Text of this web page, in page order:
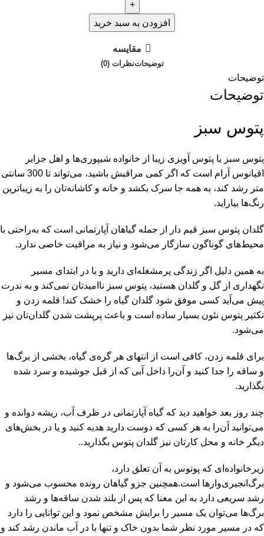
افزودن به سبد خرید
مقایسه
توضیحاتنظرات (0)
توضیحات
توضیحات
پتوس سبز
پتوس سبز یا پتوس آویزی زیبا از خانواده شیپوری‌ها و اهل جزایر
اقیانوس آرام است که اگر کمی مراقبش باشید، می‌تواند تا 300 سانتی
متر رشد کند، به همه جا سرک بکشد و خانه و کاشانه‌تان را به زیباترین
رنگ‌ها بیاراید.
گلدان پتوس سبز قیم دار از جمله گیاهان آپارتمانی است که به‌راحتی با
محیط‌های گوناگون سازگار می‌شود و نیاز به مراقبت خاصی ندارد.
به همین دلیل اگر زندگی پرمشغله‌ای دارید و یا در ابتدای مسیر
نگهداری از گل و گلدان هستید، پتوس سبز ناامیدتان نمی‌کند و به ندرت
پیش می‌آید کسی موفق شود گلدان گیاه را خشک کند! قلمه زدن و
تکثیر پتوس نئون بسیار ساده است و باعث پرپشت شدن گلدان‌تان نیز
می‌شود.
برای قلمه زدن، کافی است از انتهای هر گره‌ی گیاه، بخشی از برگ‌ها
و ساقه را جدا کنید و آن‌را داخل آبی که از قبل جوشیده و سرد شده
بگذارید.
چند روز بعد خواهید دید که گیاه آپارتمانی در ظرف آب، ریشه دوانده و
می‌توانید آن‌را به هر کسی که دوست دارید هدیه کنید و یا در بخش‌های
دیگر خانه و محل کارتان نیز گلدان پتوس بگذارید..
زیرخانواده‌ای که پوتوس به آن تعلق دارد،
برگ‌انجیری‌وارها است.همچنین جزو گیاهان رونده محسوب می‌شود و
رشد سریعی دارد به این معنا که پس از بلند شدن ساقه‌ها و رشد
برگ‌ها می‌توان یک مسیر را برایش مشخص نمود و این توانایی را دارد
که در مسیر مورد نظر شما بدون خاک و تنها با در آب ماندن رشد کند و